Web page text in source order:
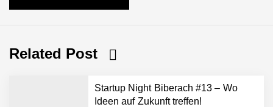
Related Post
Startup Night Biberach #13 – Wo
Ideen auf Zukunft treffen!